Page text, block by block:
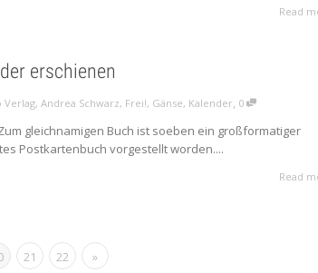
Read
erschienen
Verlag,Andrea Schwarz, Frei!, Gänse, Kalender, 0
gleichnamigen Buch ist soeben ein großformatiger
Postkartenbuch vorgestellt worden....
Read
21 22 »